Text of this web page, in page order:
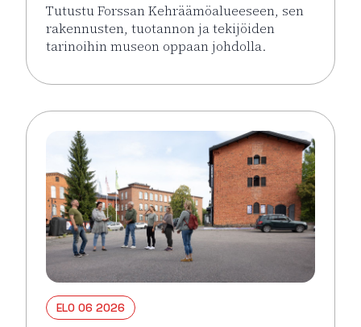
Tutustu Forssan Kehräämöalueeseen, sen
rakennusten, tuotannon ja tekijöiden
tarinoihin museon oppaan johdolla.
Lue lisää tapahtumasta Opastetut
ELO 06 2026